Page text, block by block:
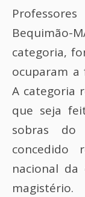
Bequimão-
categoria,
ocuparam
A categoria
que seja
sobras
concedido
nacional da
magistério.